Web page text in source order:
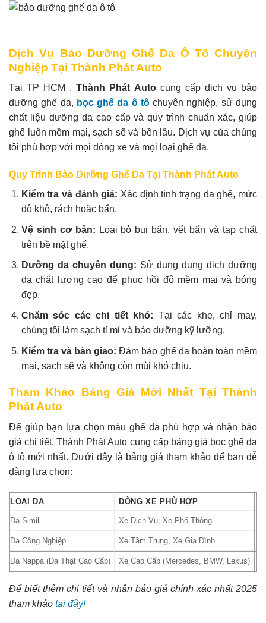
Dịch Vụ Bảo Dưỡng Ghế Da Ô Tô Chuyên
Nghiệp Tại Thành Phát Auto
Tại TP HCM ,Thành Phát Autocung cấp dịch vụ bảo
dưỡng ghế da, bọc ghế da ô tôchuyên nghiệp, sử dụng
chất liệu dưỡng da cao cấp và quy trình chuẩn xác, giúp
ghế luôn mềm mại, sạch sẽ và bền lâu. Dịch vụ của chúng
tôi phù hợp với mọi dòng xe và mọi loại ghế da.
Quy Trình Bảo Dưỡng Ghế Da Tại Thành Phát Auto
Kiểm tra và đánh giá: Xác định tình trạng da ghế, mức
độ khô, rách hoặc bẩn.
Vệ sinh cơ bản: Loại bỏ bụi bẩn, vết bẩn và tạp chất
trên bề mặt ghế.
Dưỡng da chuyên dụng: Sử dụng dung dịch dưỡng
da chất lượng cao để phục hồi độ mềm mại và bóng
đẹp.
Chăm sóc các chi tiết khó: Tại các khe, chỉ may,
chúng tôi làm sạch tỉ mỉ và bảo dưỡng kỹ lưỡng.
Kiểm tra và bàn giao: Đảm bảo ghế da hoàn toàn mềm
mại, sạch sẽ và không còn mùi khó chịu.
Tham Khảo Bảng Giá Mới Nhất Tại Thành
Phát Auto
Để giúp bạn lựa chọn màu ghế da phù hợp và nhận báo
giá chi tiết, Thành Phát Auto cung cấp bảng giá bọc ghế da
ô tô mới nhất. Dưới đây là bảng giá tham khảo để bạn dễ
dàng lựa chọn:
LOẠI DA DÒNG XE PHÙ HỢP
Da Simili Xe Dịch Vụ, Xe Phổ Thông
Da Công Nghiệp Xe Tầm Trung, Xe Gia Đình
Da Nappa (Da Thật Cao Cấp) Xe Cao Cấp (Mercedes, BMW, Lexus)
Để biết thêm chi tiết và nhận báo giá chính xác nhất 2025
tham khảo tại đây!